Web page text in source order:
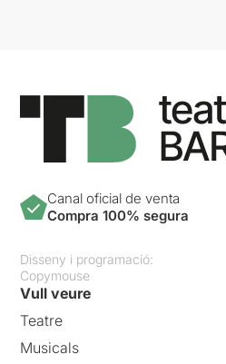
Canal oficial de venta
Compra 100% segura
Disseny i programació:
Copymouse
Vull veure
Teatre
Musicals